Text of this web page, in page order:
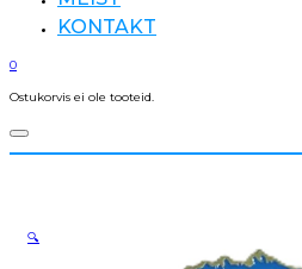
KONTAKT
0
Ostukorvis ei ole tooteid.
🔍